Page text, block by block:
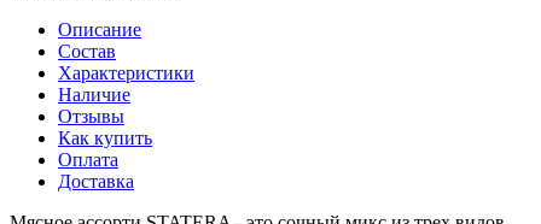
Описание
Состав
Характеристики
Наличие
Отзывы
Как купить
Оплата
Доставка